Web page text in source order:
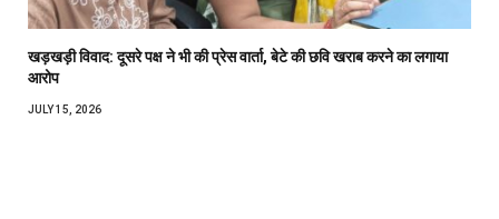
खड़खड़ी विवाद: दूसरे पक्ष ने भी की प्रेस वार्ता, बेटे की छवि खराब करने का लगाया
आरोप
JULY 15, 2026